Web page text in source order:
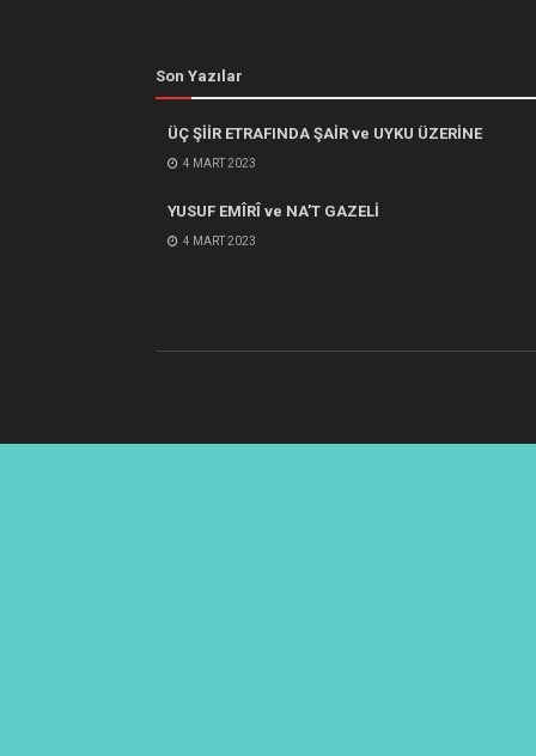
Son Yazılar
ÜÇ ŞİİR ETRAFINDA ŞAİR ve UYKU ÜZERİNE
4 MART 2023
YUSUF EMÎRÎ ve NA’T GAZELİ
4 MART 2023